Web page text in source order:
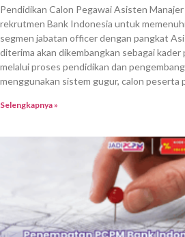
Pendidikan Calon Pegawai Asisten
rekrutmen Bank Indonesia untuk
segmen jabatan officer dengan pangkat
diterima akan dikembangkan sebagai
melalui proses pendidikan dan
menggunakan sistem gugur, calon peserta
Selengkapnya »